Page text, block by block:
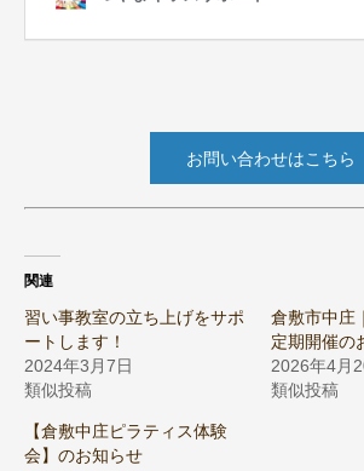
お問い合わせはこちら
関連
習い事教室の立ち上げをサポ
ートします！
2024年3月7日
類似投稿
倉敷市中庄
定期開催の
2026年4月
類似投稿
【倉敷中庄ピラティス体験
会】のお知らせ